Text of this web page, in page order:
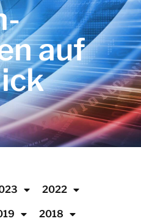
auf
2022
2018